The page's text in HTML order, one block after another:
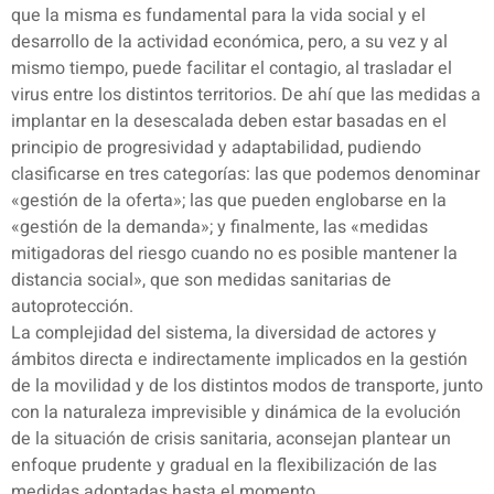
que la misma es fundamental para la vida social y el
desarrollo de la actividad económica, pero, a su vez y al
mismo tiempo, puede facilitar el contagio, al trasladar el
virus entre los distintos territorios. De ahí que las medidas a
implantar en la desescalada deben estar basadas en el
principio de progresividad y adaptabilidad, pudiendo
clasificarse en tres categorías: las que podemos denominar
«gestión de la oferta»; las que pueden englobarse en la
«gestión de la demanda»; y finalmente, las «medidas
mitigadoras del riesgo cuando no es posible mantener la
distancia social», que son medidas sanitarias de
autoprotección.
La complejidad del sistema, la diversidad de actores y
ámbitos directa e indirectamente implicados en la gestión
de la movilidad y de los distintos modos de transporte, junto
con la naturaleza imprevisible y dinámica de la evolución
de la situación de crisis sanitaria, aconsejan plantear un
enfoque prudente y gradual en la flexibilización de las